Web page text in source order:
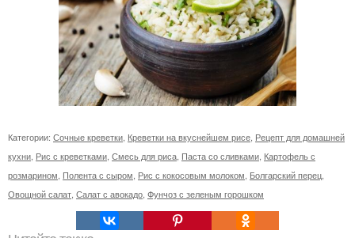
Категории: Сочные креветки Креветки на вкуснейшем рисе Рецепт для домашней
кухни Рис с креветками Смесь для риса Паста со сливками Картофель с
розмарином Полента с сыром Рис с кокосовым молоком Болгарский перец
Овощной салат Салат с авокадо Фунчоз с зеленым горошком